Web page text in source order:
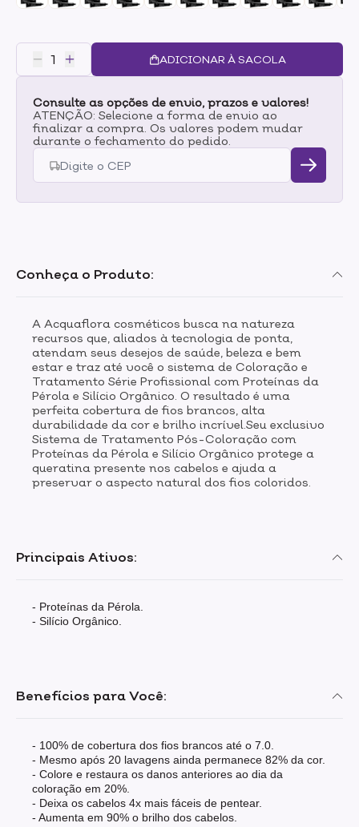
é uma perfeita cobertura de fios brancos, alta
Sistema de Tratamento Pós-Coloração com Proteínas
da Pérola e Silício Orgânico protege a queratina
presente nos cabelos e ajuda a preservar o aspecto
ADICIONAR À SACOLA
Consulte as opções de envio, prazos e valores!
ATENÇÃO: Selecione a forma de envio ao
finalizar a compra. Os valores podem mudar
durante o fechamento do pedido.
Benefícios para Você:
- 100% de cobertura dos fios brancos até o 7.0.
- Mesmo após 20 lavagens ainda permanece 82% da cor.
- Colore e restaura os danos anteriores ao dia da
coloração em 20%.
- Deixa os cabelos 4x mais fáceis de pentear.
- Aumenta em 90% o brilho dos cabelos.
Principais Ativos:
- Proteínas da Pérola.
- Silício Orgânico.
Conheça o Produto:
A Acquaflora cosméticos busca na natureza
recursos que, aliados à tecnologia de ponta,
atendam seus desejos de saúde, beleza e bem
estar e traz até você o sistema de Coloração e
Tratamento Série Profissional com Proteínas da
Pérola e Silício Orgânico. O resultado é uma
perfeita cobertura de fios brancos, alta
durabilidade da cor e brilho incrível.Seu exclusivo
Sistema de Tratamento Pós-Coloração com
Proteínas da Pérola e Silício Orgânico protege a
queratina presente nos cabelos e ajuda a
preservar o aspecto natural dos fios coloridos.